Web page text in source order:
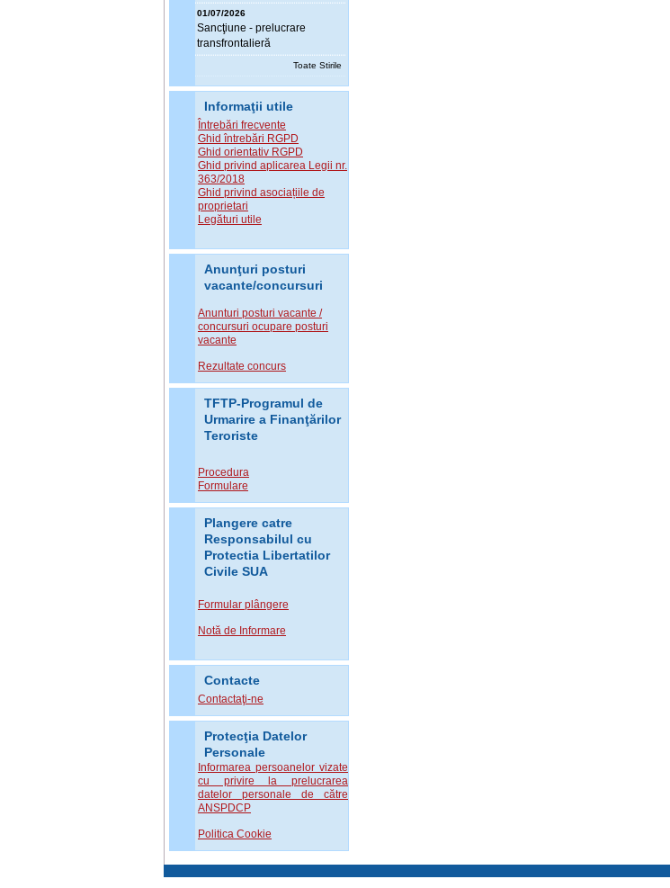
01/07/2026
Sancţiune - prelucrare
transfrontalieră
Toate Stirile
Informaţii utile
Întrebări frecvente
Ghid întrebări RGPD
Ghid orientativ RGPD
Ghid privind aplicarea Legii nr.
363/2018
Ghid privind asociațiile de
proprietari
Legături utile
Anunţuri posturi
vacante/concursuri
Anunturi posturi vacante /
concursuri ocupare posturi
vacante
Rezultate concurs
TFTP-Programul de
Urmarire a Finanţărilor
Teroriste
Procedura
Formulare
Plangere catre
Responsabilul cu
Protectia Libertatilor
Civile SUA
Formular plângere
Notă de Informare
Contacte
Contactaţi-ne
Protecţia Datelor
Personale
Informarea persoanelor vizate
cu privire la prelucrarea
datelor personale de către
ANSPDCP
Politica Cookie